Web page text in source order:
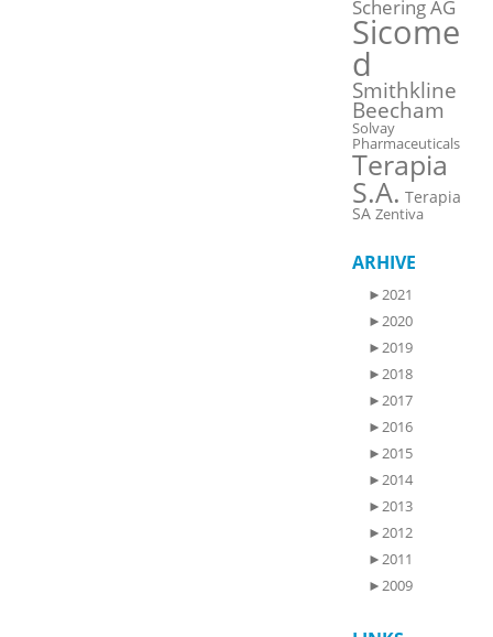
Schering AG
Sicome
d
Smithkline
Beecham
Solvay
Pharmaceuticals
Terapia
S.A. Terapia
SA Zentiva
ARHIVE
►2021
►2020
►2019
►2018
►2017
►2016
►2015
►2014
►2013
►2012
►2011
►2009